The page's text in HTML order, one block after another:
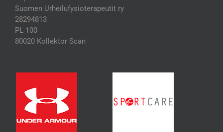
Suomen Urheilufysioterapeutit ry
28294813
PL 100
80020 Kollektor Scan